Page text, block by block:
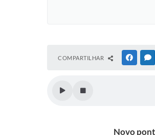
COMPARTILHAR
Novo